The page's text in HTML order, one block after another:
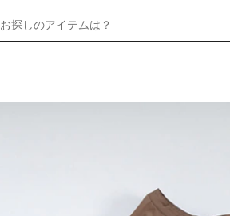
お探しのアイテムは？